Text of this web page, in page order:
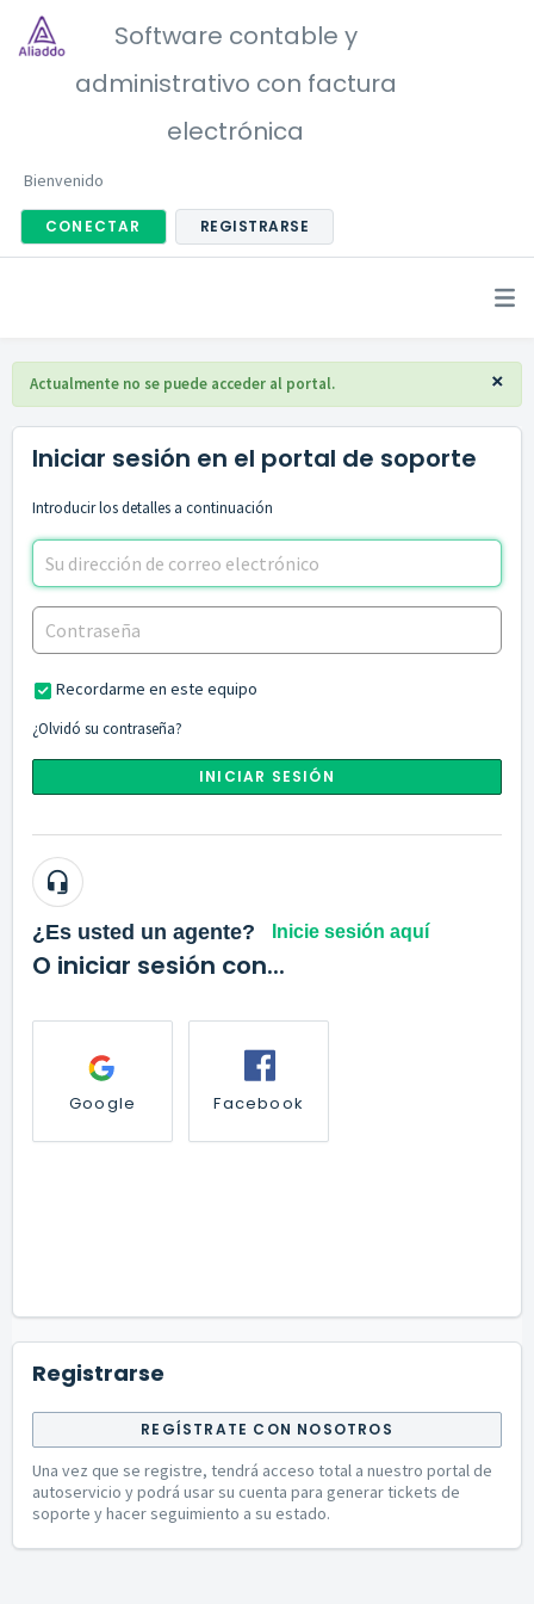
Software contable y
administrativo con factura
electrónica
Bienvenido
CONECTAR REGISTRARSE
×
Actualmente no se puede acceder al portal.
Iniciar sesión en el portal de soporte
Introducir los detalles a continuación
Recordarme en este equipo
¿Olvidó su contraseña?
INICIAR SESIÓN
¿Es usted un agente? Inicie sesión aquí
O iniciar sesión con...
Google Facebook
Registrarse
REGÍSTRATE CON NOSOTROS
Una vez que se registre, tendrá acceso total a nuestro portal de
autoservicio y podrá usar su cuenta para generar tickets de
soporte y hacer seguimiento a su estado.